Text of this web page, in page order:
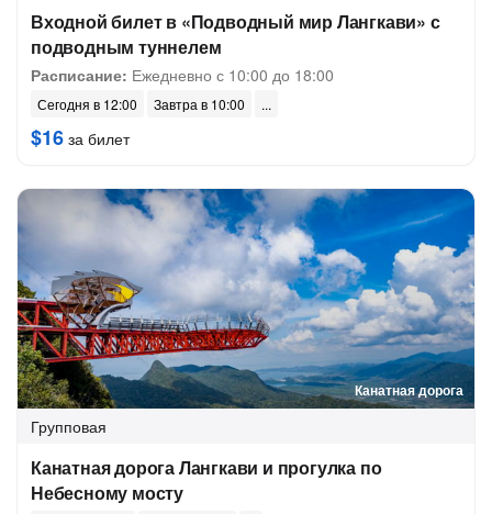
Входной билет в «Подводный мир Лангкави» с
подводным туннелем
Расписание: Ежедневно с 10:00 до 18:00
Сегодня в 12:00 Завтра в 10:00
$16 за билет
Канатная дорога
Групповая
Канатная дорога Лангкави и прогулка по
Небесному мосту